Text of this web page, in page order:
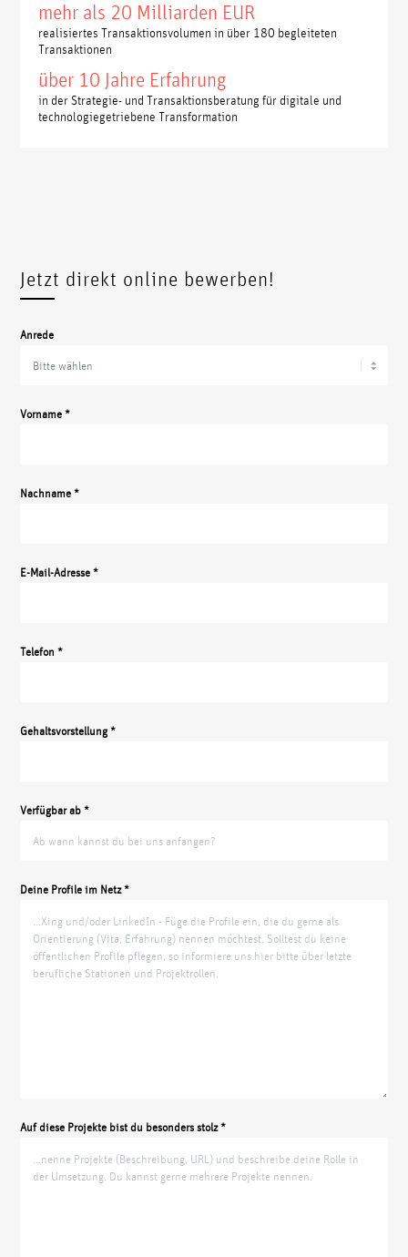
mehr als 20 Milliarden EUR
realisiertes Transaktionsvolumen in über 180 begleiteten
Transaktionen
über 10 Jahre Erfahrung
in der Strategie- und Transaktionsberatung für digitale und
technologiegetriebene Transformation
Jetzt direkt online bewerben!
Anrede
Vorname *
Nachname *
E-Mail-Adresse *
Telefon *
Gehaltsvorstellung *
Verfügbar ab *
Deine Profile im Netz *
Auf diese Projekte bist du besonders stolz *